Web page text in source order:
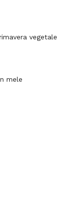
vegetale
mele